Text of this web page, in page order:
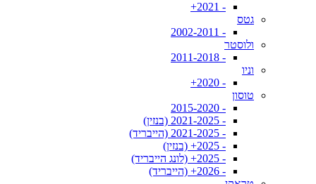
- 2021+
גטס
- 2002-2011
ולוסטר
- 2011-2018
וניו
- 2020+
טוסון
- 2015-2020
- 2021-2025 (בנזין)
- 2021-2025 (הייבריד)
- 2025+ (בנזין)
- 2025+ (לונג הייבריד)
- 2026+ (הייבריד)